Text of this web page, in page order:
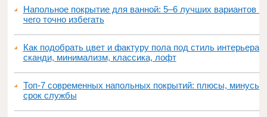
Напольное покрытие для ванной: 5–6 лучших вариантов и
чего точно избегать
Как подобрать цвет и фактуру пола под стиль интерьера:
сканди, минимализм, классика, лофт
Топ‑7 современных напольных покрытий: плюсы, минусы,
срок службы